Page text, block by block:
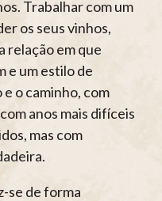
Trabalhar com um
os seus vinhos,
relação em que
e um estilo de
o caminho, com
anos mais difíceis
mas com
se de forma